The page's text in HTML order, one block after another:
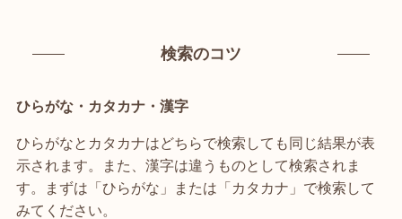
検索のコツ
ひらがな・カタカナ・漢字
ひらがなとカタカナはどちらで検索しても同じ結果が表
示されます。また、漢字は違うものとして検索されま
す。まずは「ひらがな」または「カタカナ」で検索して
みてください。